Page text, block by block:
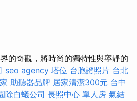
的奇觀，將時尚的獨特性與寧靜的
seo agency 塔位 台胞證照片 台北
助聽器品牌 居家清潔300元 台中
除白蟻公司 長照中心 單人房 氣結